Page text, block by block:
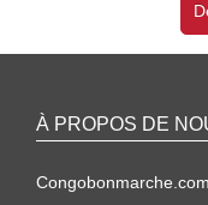
À PROPOS DE